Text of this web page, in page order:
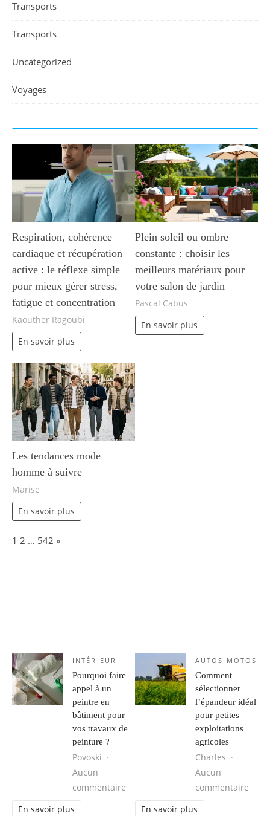
Transports
Transports
Uncategorized
Voyages
Respiration, cohérence
cardiaque et récupération
active : le réflexe simple
pour mieux gérer stress,
fatigue et concentration
Kaouther Ragoubi
En savoir plus
Plein soleil ou ombre
constante : choisir les
meilleurs matériaux pour
votre salon de jardin
Pascal Cabus
En savoir plus
Les tendances mode
homme à suivre
Marise
En savoir plus
Page:
1 2 … 542 Next
»
INTÉRIEUR
Pourquoi faire
appel à un
peintre en
bâtiment pour
vos travaux de
peinture ?
Povoski
Aucun
commentaire sur Pourquoi faire appel à un
En savoir plus
AUTOS MOTOS
Comment
sélectionner
l’épandeur idéal
pour petites
exploitations
agricoles
Charles
Aucun
commentaire
En savoir plus